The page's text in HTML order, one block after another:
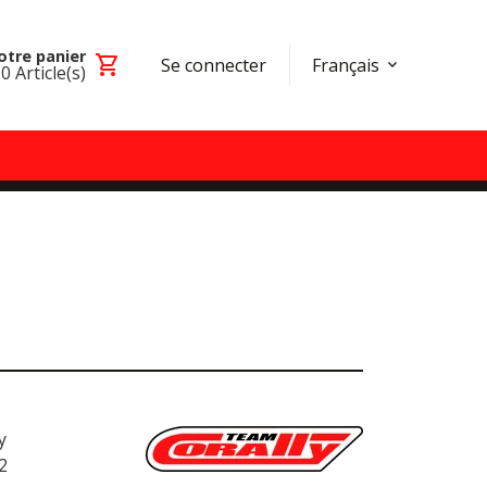
panier
0 Article(s) shopping_cart Se connecter Français